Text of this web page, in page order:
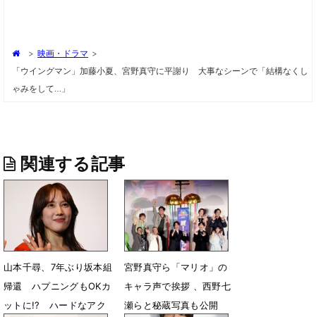
> 映画・ドラマ >
「ウイングマン」加藤小夏、宮野真守に平謝り 大事なシーンで「結構なくし
ゃみをして…」
関連する記事
山本千尋、7年ぶり坂本組
帰還 ハプニングもOKカ
ットに!? ハードなアク
宮野真守ら「マリオ」の
キャラ声で挨拶 、西野七
瀬らと秘蔵写真も公開